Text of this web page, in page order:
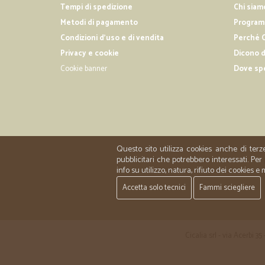
Tempi di spedizione
Metodi di pagamento
Condizioni d'uso e di vendita
Privacy e cookie
Cookie banner
Chi
Perché
Dicono
Dove
Questo sito utilizza cookies anche di
pubblicitari che potrebbero interessati.
info su utilizzo, natura, rifiuto dei cookies
Accetta solo tecnici Fammi sciegliere